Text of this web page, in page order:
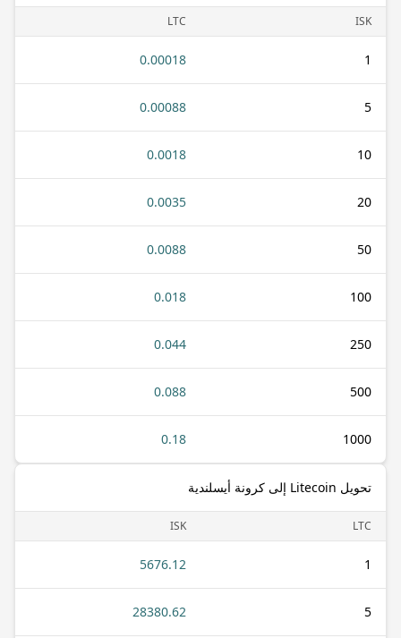
ISK
LTC
1
0.00018
5
0.00088
10
0.0018
20
0.0035
50
0.0088
100
0.018
250
0.044
500
0.088
1000
0.18
تحويل Litecoin إلى كرونة أيسلندية
LTC
ISK
1
5676.12
5
28380.62